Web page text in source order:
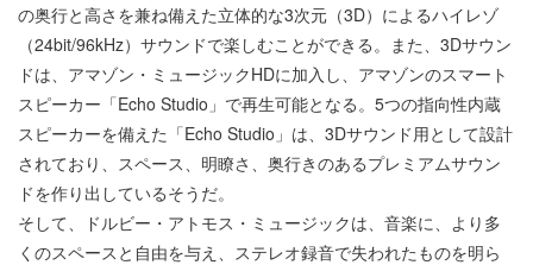
の奥行と高さを兼ね備えた立体的な3次元（3D）によるハイレゾ
（24bit/96kHz）サウンドで楽しむことができる。また、3Dサウン
ドは、アマゾン・ミュージックHDに加入し、アマゾンのスマート
スピーカー「Echo Studio」で再生可能となる。5つの指向性内蔵
スピーカーを備えた「Echo Studio」は、3Dサウンド用として設計
されており、スペース、明瞭さ、奥行きのあるプレミアムサウン
ドを作り出しているそうだ。
そして、ドルビー・アトモス・ミュージックは、音楽に、より多
くのスペースと自由を与え、ステレオ録音で失われたものを明ら